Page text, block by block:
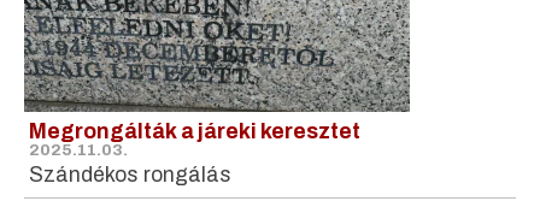
Megrongálták a járeki keresztet
2025.11.03.
Szándékos rongálás